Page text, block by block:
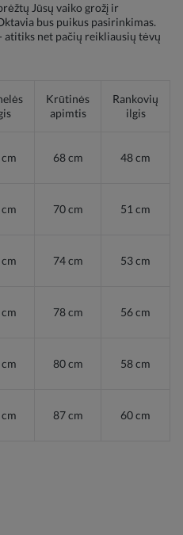
Jūsų vaiko grožį ir
bus puikus pasirinkimas.
atitiks net pačių reikliausių tėvų
Krūtinės
apimtis
Rankovių
ilgis
68 cm 48 cm
70 cm 51 cm
74 cm 53 cm
78 cm 56 cm
80 cm 58 cm
87 cm 60 cm